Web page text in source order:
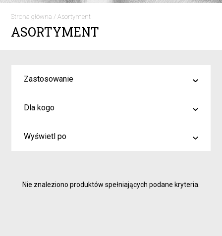
Strona główna /Asortyment
ASORTYMENT
Zastosowanie
malowanie
kreślenie
Dla kogo
Artyści i profesjonaliści
Inspiracje dla rodziców i dzieci
Wyświetl po
Nie znaleziono produktów spełniających podane kryteria.